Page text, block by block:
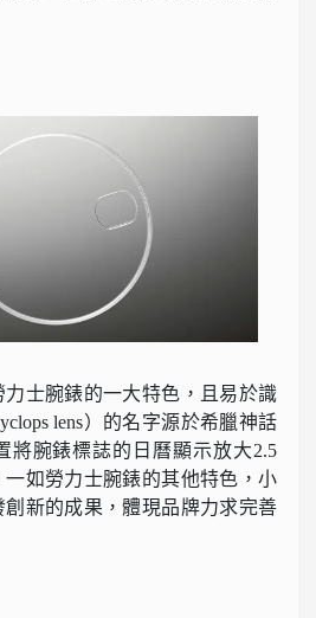
士腕錶的一大特色，且易於識
lens）的名字源於希臘神話
將腕錶標誌的日曆顯示放大2.5
如勞力士腕錶的其他特色，小
新的成果，體現品牌力求完善